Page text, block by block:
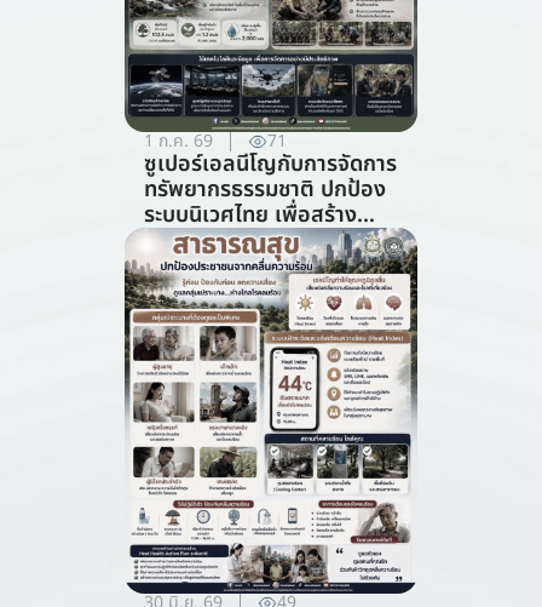
1 ก.ค. 69 71
ซูเปอร์เอลนีโญกับการจัดการ
ทรัพยากรธรรมชาติ ปกป้อง
ระบบนิเวศไทย เพื่อสร้าง
ภูมิคุ้มกันต่อวิกฤตภูมิอากาศ
(สาขาการจัดการ
ทรัพยากรธรรมชาติ)